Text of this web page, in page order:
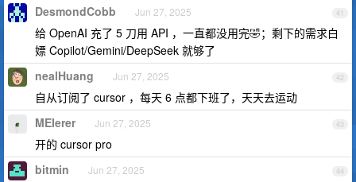
41
DesmondCobb Jun 27, 2025
给 OpenAI 充了 5 刀用 API ，一直都没用完🤣；剩下的需求白
嫖 Copilot/Gemini/DeepSeek 就够了
42
nealHuang Jun 27, 2025
自从订阅了 cursor ，每天 6 点都下班了，天天去运动
43
MEIerer Jun 27, 2025
开的 cursor pro
44
bitmin Jun 27, 2025